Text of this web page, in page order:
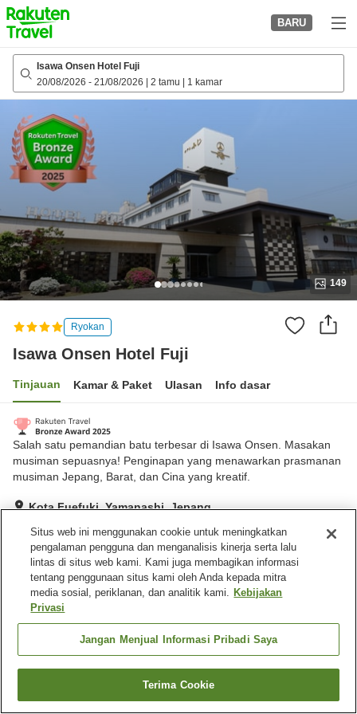
to
top
page
BARU
Isawa Onsen Hotel Fuji
20/08/2026 - 21/08/2026 2 tamu 1 kamar
149
Ryokan
Isawa Onsen Hotel Fuji
Tinjauan Kamar & Paket Ulasan Info dasar
Salah satu pemandian batu terbesar di Isawa Onsen. Masakan
musiman sepuasnya! Penginapan yang menawarkan prasmanan
musiman Jepang, Barat, dan Cina yang kreatif.
Kota Fuefuki, Yamanashi, Jepang
Sangat baik Ulasan:402
Fasilitas properti
Spa / Salon kecantikan
Cari kamar
Situs web ini menggunakan cookie untuk meningkatkan
pengalaman pengguna dan menganalisis kinerja serta lalu
lintas di situs web kami. Kami juga membagikan informasi
tentang penggunaan situs kami oleh Anda kepada mitra
media sosial, periklanan, dan analitik kami. Kebijakan
Privasi
Jangan Menjual Informasi Pribadi Saya
Terima Cookie